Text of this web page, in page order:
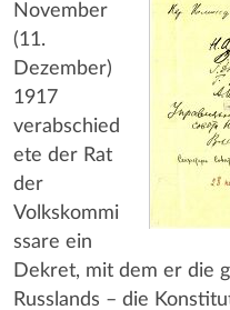
November
(11.
Dezember)
1917
verabschied
ete der Rat
der
Volkskommi
ssare ein
Dekret, mit dem er die
Russlands – die